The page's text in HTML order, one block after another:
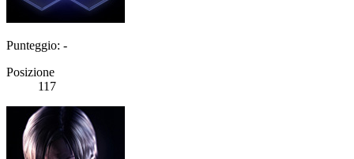
Punteggio: -
Posizione
117